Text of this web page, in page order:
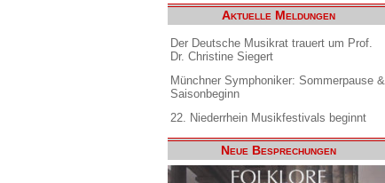
Aktuelle Meldungen
Der Deutsche Musikrat trauert um Prof.
Dr. Christine Siegert
Münchner Symphoniker: Sommerpause &
Saisonbeginn
22. Niederrhein Musikfestivals beginnt
Neue Besprechungen